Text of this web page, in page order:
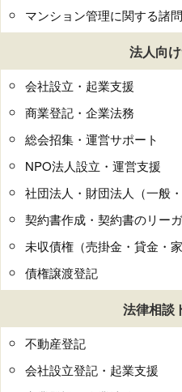
マンション管理に関する諸
法人向
会社設立・起業支援
商業登記・企業法務
総会招集・運営サポート
NPO法人設立・運営支援
社団法人・財団法人（一般
契約書作成・契約書のリー
未収債権（売掛金・貸金・
債権譲渡登記
法律相談
不動産登記
会社設立登記・起業支援